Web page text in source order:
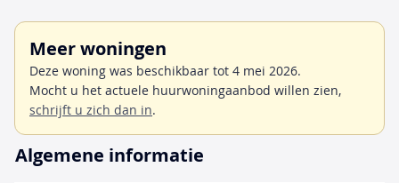
Meer woningen
Deze woning was beschikbaar tot 4 mei 2026.
Mocht u het actuele huurwoningaanbod willen zien,
schrijft u zich dan in.
Algemene informatie